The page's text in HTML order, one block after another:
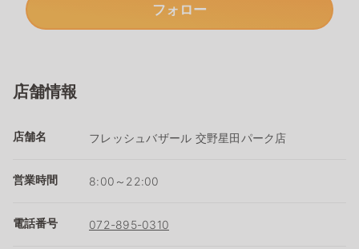
フォロー
店舗情報
店舗名 フレッシュバザール 交野星田パーク店
営業時間 8:00～22:00
電話番号 072-895-0310